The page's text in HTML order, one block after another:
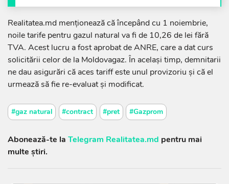
Realitatea.md menționează că începând cu 1 noiembrie,
noile tarife pentru gazul natural va fi de 10,26 de lei fără
TVA. Acest lucru a fost aprobat de ANRE, care a dat curs
solicitării celor de la Moldovagaz. În același timp, demnitarii
ne dau asigurări că aces tariff este unul provizoriu și că el
urmează să fie re-evaluat și modificat.
#gaz natural #contract #pret #Gazprom
Abonează-te la Telegram Realitatea.md pentru mai
multe știri.